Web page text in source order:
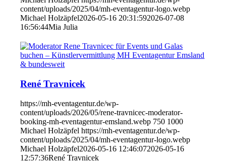
content/uploads/2025/04/mh-eventagentur-logo.webp
Michael Holzäpfel2026-05-16 20:31:592026-07-08
16:56:44Mia Julia
René Travnicek
https://mh-eventagentur.de/wp-
content/uploads/2026/05/rene-travnicec-moderator-
booking-mh-eventagentur-emsland.webp 750 1000
Michael Holzäpfel https://mh-eventagentur.de/wp-
content/uploads/2025/04/mh-eventagentur-logo.webp
Michael Holzäpfel2026-05-16 12:46:072026-05-16
12:57:36René Travnicek